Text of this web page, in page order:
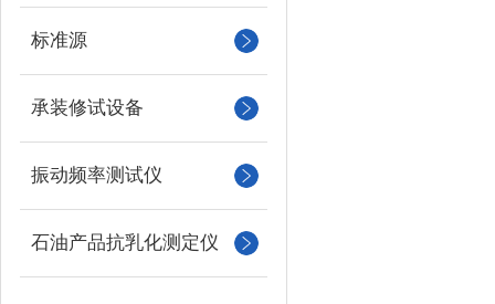
标准源
承装修试设备
振动频率测试仪
石油产品抗乳化测定仪